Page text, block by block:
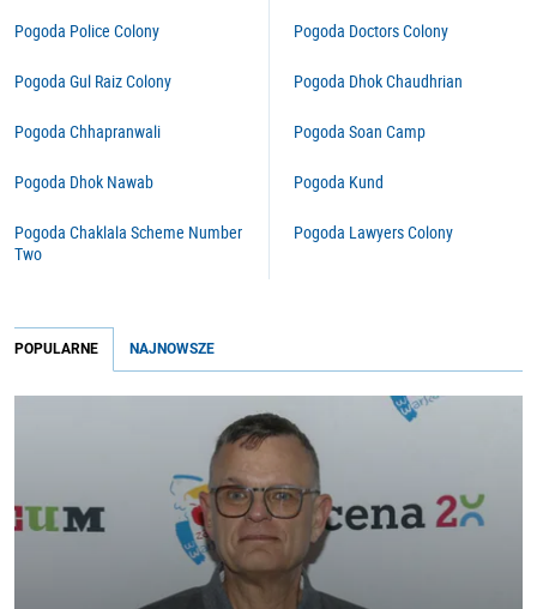
Pogoda Police Colony
Pogoda Gul Raiz Colony
Pogoda Chhapranwali
Pogoda Dhok Nawab
Pogoda Chaklala Scheme Number
Two
Pogoda Doctors Colony
Pogoda Dhok Chaudhrian
Pogoda Soan Camp
Pogoda Kund
Pogoda Lawyers Colony
POPULARNE NAJNOWSZE